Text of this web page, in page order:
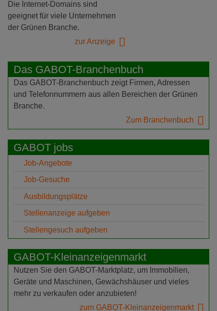
Die Internet-Domains sind
geeignet für viele Unternehmen
der Grünen Branche.
zur Anzeige
Das GABOT-Branchenbuch
Das GABOT-Branchenbuch zeigt Firmen, Adressen
und Telefonnummern aus allen Bereichen der Grünen
Branche.
Zum Branchenbuch
GABOT jobs
Job-Angebote
Job-Gesuche
Ausbildungsplätze
Stellenanzeige aufgeben
Stellengesuch aufgeben
GABOT-Kleinanzeigenmarkt
Nutzen Sie den GABOT-Marktplatz, um Immobilien,
Geräte und Maschinen, Gewächshäuser und vieles
mehr zu verkaufen oder anzubieten!
zum GABOT-Kleinanzeigenmarkt